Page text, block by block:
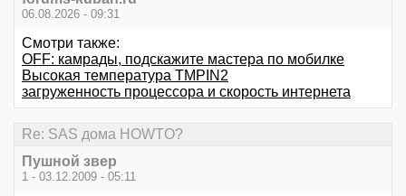
06.08.2026 - 09:31
Смотри также:
OFF: камрады, подскажите мастера по мобилке
Высокая температура TMPIN2
загруженность процессора и скорость интернета
Re: SAS дома HOWTO?
Пушной звер
1 - 03.12.2009 - 05:11